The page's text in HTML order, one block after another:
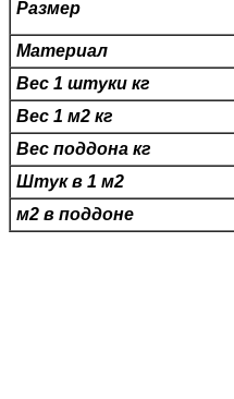
Размер
Материал
Вес 1 штуки кг
Вес 1 м2 кг
Вес поддона кг
Штук в 1 м2
м2 в поддоне